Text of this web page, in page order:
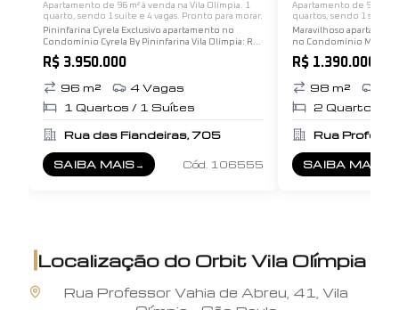
Apartamento de 96 m² à venda na Vila Olímpia. 1
quarto, sendo 1 suíte e 4 vagas. Pronto para morar.
Pininfarina Cyrela Exclusivo apartamento no
Condomínio Cyrela By Pininfarina Vila Olímpia: Rua
Das Fiandeiras 705. Este elegante apartamento,
assinado pelo renomado estúdio italiano
R$ 3.950.000
96 m² 4Vagas
1 Quartos / 1 Suítes
Rua das Fiandeiras, 705
SAIBA MAIS
SOBREPININFARINA CYRELA
→ Cód. 106555
Apartamento de 98 m² à
quartos, sendo 1 suíte e
morar.
Maravilhoso
no Condomínio Monte
receber seus novos
estilo. Localizado em
R$ 1.390.000
98 m²
2 Quartos /
SAIBA MAIS
SOBRE
Localização do Orbit Vila Olímpia
Rua Professor Vahia de Abreu 41
Vila